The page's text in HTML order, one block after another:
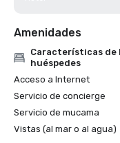
Amenidades
Características de
huéspedes
Acceso a Internet
Servicio de concierge
Servicio de mucama
Vistas (al mar o al agua)